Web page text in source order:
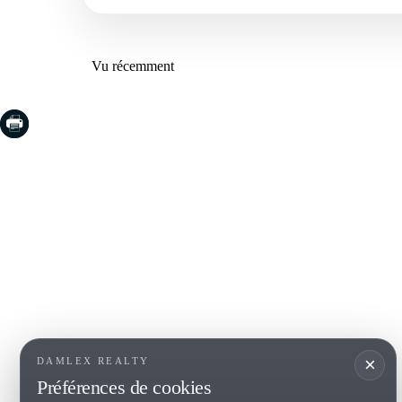
×
DAMLEX REALTY
Préférences de cookies
Vu récemment
Begur